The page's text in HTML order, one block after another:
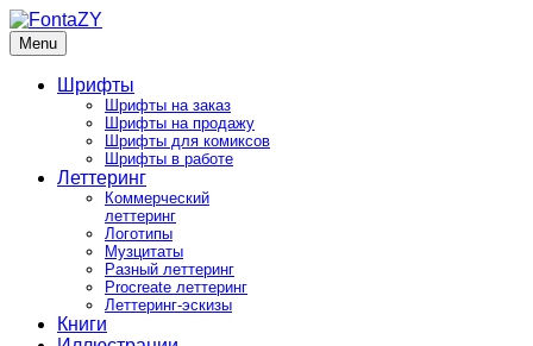
Skip
to
content
FontaZY
Fonts and pictures by Zakhar Yaschin
Menu
Шрифты
Шрифты на заказ
Шрифты на продажу
Шрифты для комиксов
Шрифты в работе
Леттеринг
Коммерческий
леттеринг
Логотипы
Музцитаты
Разный леттеринг
Procreate леттеринг
Леттеринг-эскизы
Книги